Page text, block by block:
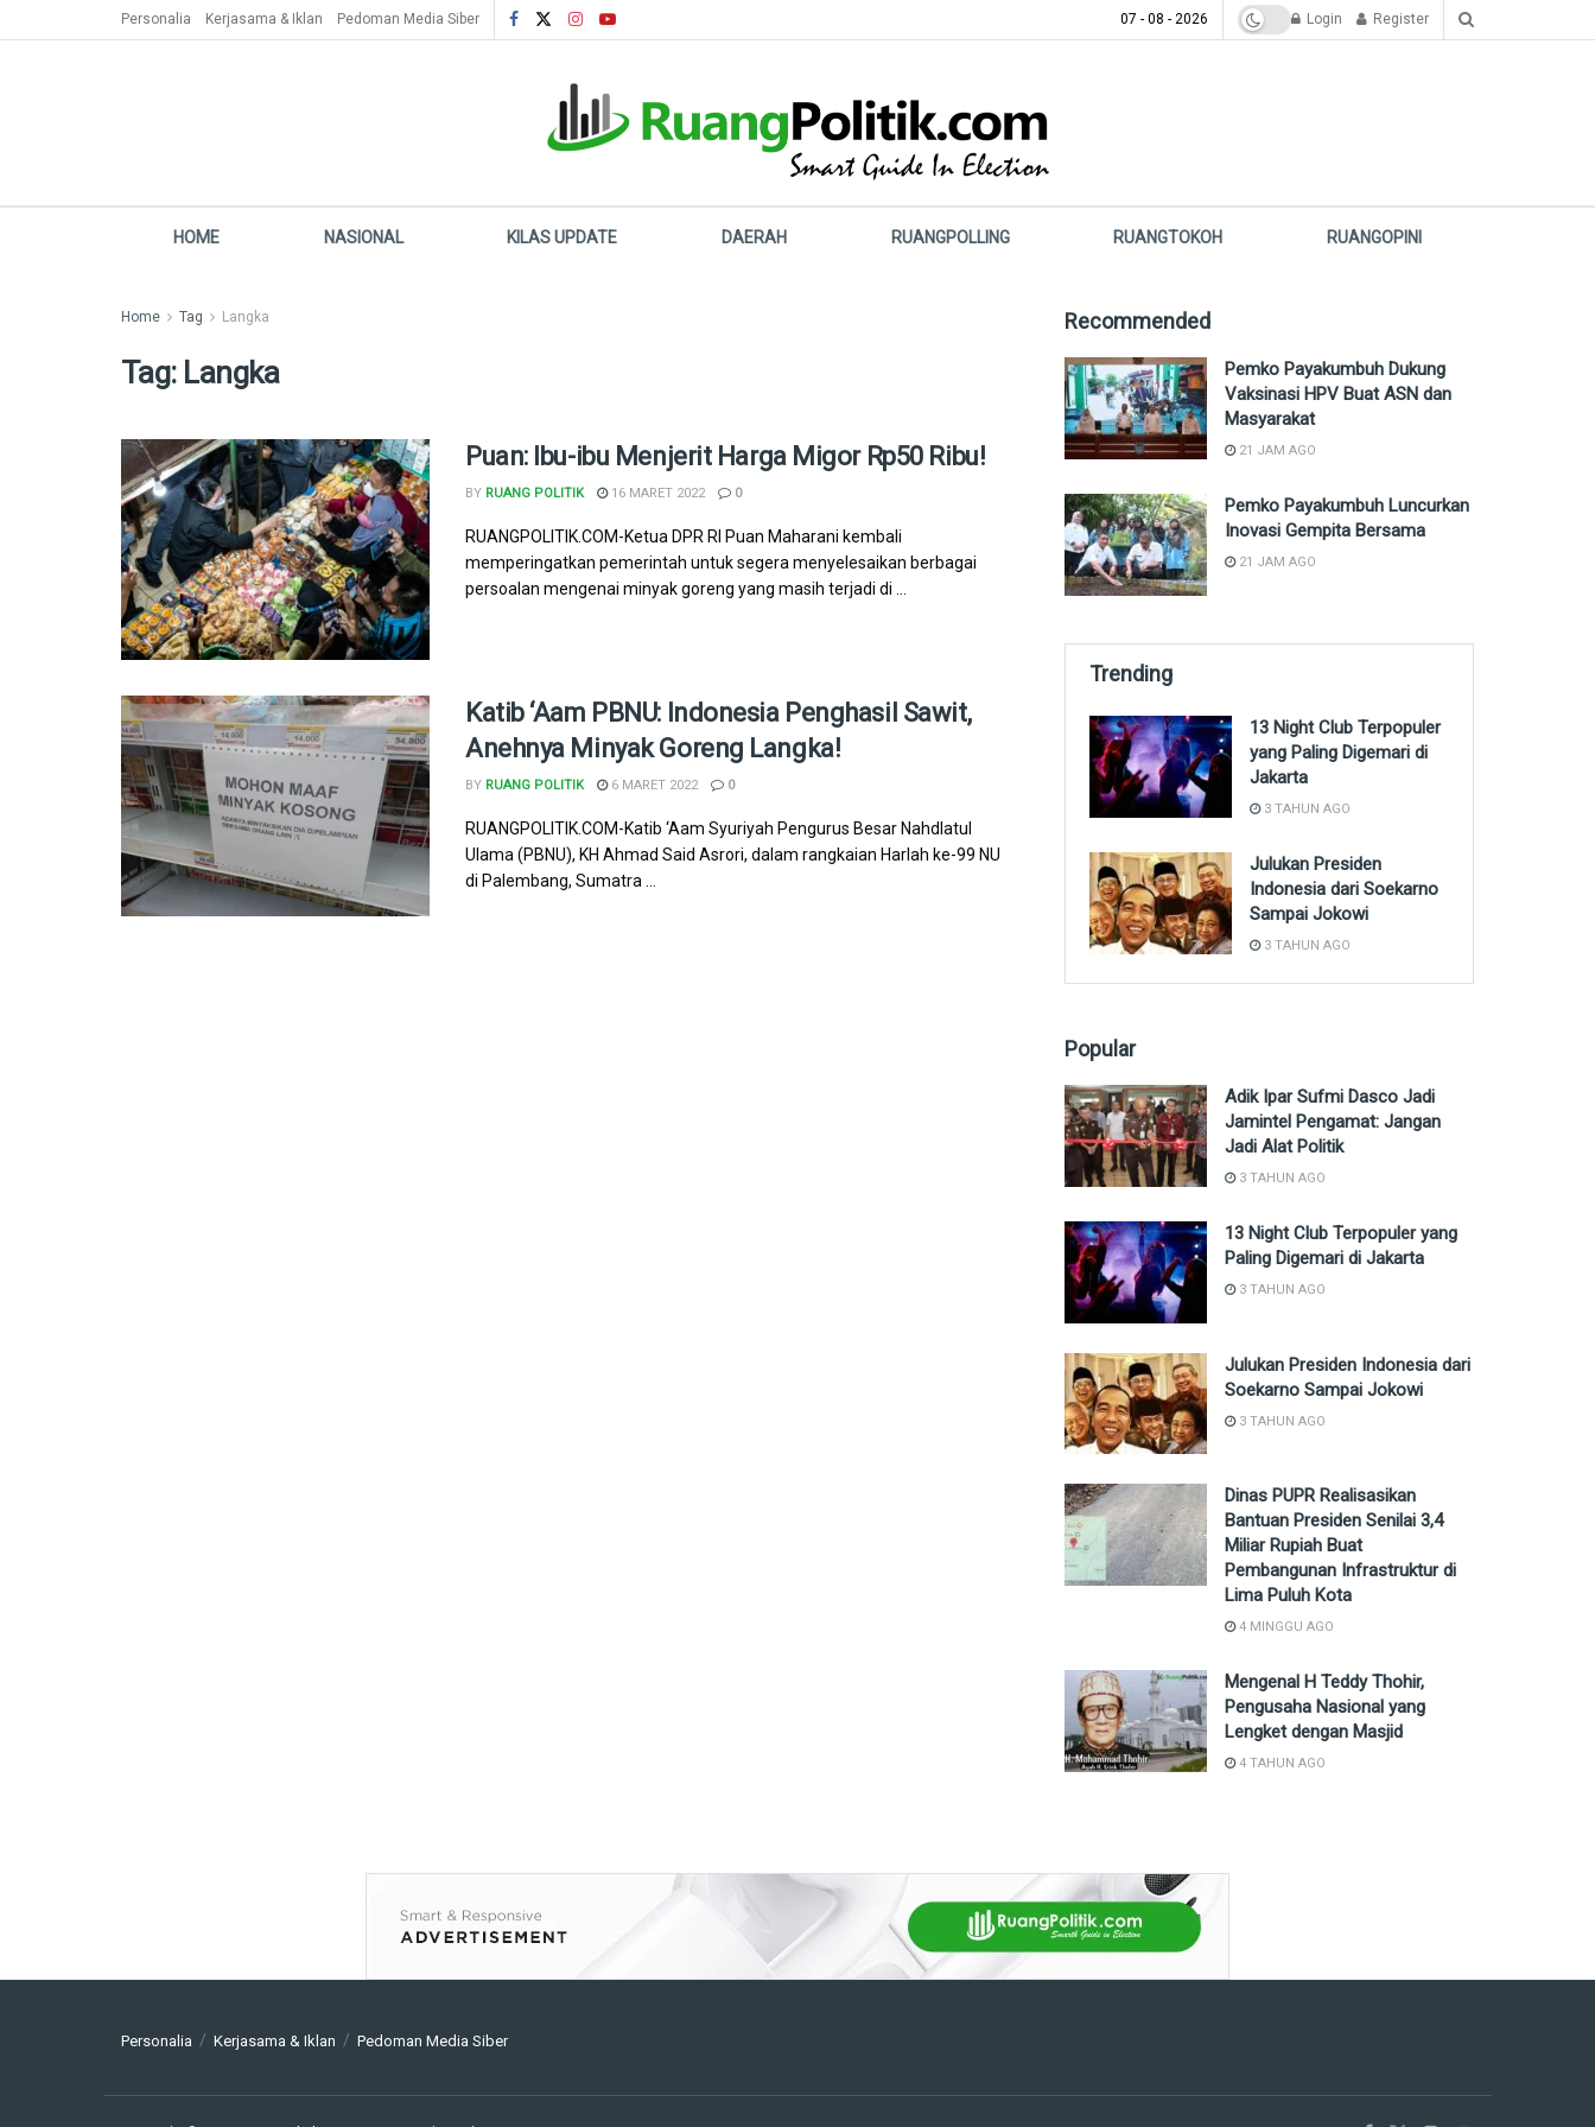
Personalia Kerjasama & Iklan Pedoman Media Siber 07 - 08 - 2026 Login Register
HOME NASIONAL KILAS UPDATE DAERAH RUANGPOLLING RUANGTOKOH RUANGOPINI
Home Tag Langka
Tag: Langka
Puan: Ibu-ibu Menjerit Harga Migor Rp50 Ribu!
BY RUANG POLITIK 16 MARET 2022 0
RUANGPOLITIK.COM-Ketua DPR RI Puan Maharani kembali
memperingatkan pemerintah untuk segera menyelesaikan berbagai
persoalan mengenai minyak goreng yang masih terjadi di ...
Katib ‘Aam PBNU: Indonesia Penghasil Sawit,
Anehnya Minyak Goreng Langka!
BY RUANG POLITIK 6 MARET 2022 0
RUANGPOLITIK.COM-Katib ‘Aam Syuriyah Pengurus Besar Nahdlatul
Ulama (PBNU), KH Ahmad Said Asrori, dalam rangkaian Harlah ke-99 NU
di Palembang, Sumatra ...
Recommended
Pemko Payakumbuh Dukung
Vaksinasi HPV Buat ASN dan
Masyarakat
21 JAM AGO
Pemko Payakumbuh Luncurkan
Inovasi Gempita Bersama
21 JAM AGO
Trending
13 Night Club Terpopuler
yang Paling Digemari di
Jakarta
3 TAHUN AGO
Julukan Presiden
Indonesia dari Soekarno
Sampai Jokowi
3 TAHUN AGO
Popular
Adik Ipar Sufmi Dasco Jadi
Jamintel Pengamat: Jangan
Jadi Alat Politik
3 TAHUN AGO
13 Night Club Terpopuler yang
Paling Digemari di Jakarta
3 TAHUN AGO
Julukan Presiden Indonesia dari
Soekarno Sampai Jokowi
3 TAHUN AGO
Dinas PUPR Realisasikan
Bantuan Presiden Senilai 3,4
Miliar Rupiah Buat
Pembangunan Infrastruktur di
Lima Puluh Kota
4 MINGGU AGO
Mengenal H Teddy Thohir,
Pengusaha Nasional yang
Lengket dengan Masjid
4 TAHUN AGO
Personalia Kerjasama & Iklan Pedoman Media Siber